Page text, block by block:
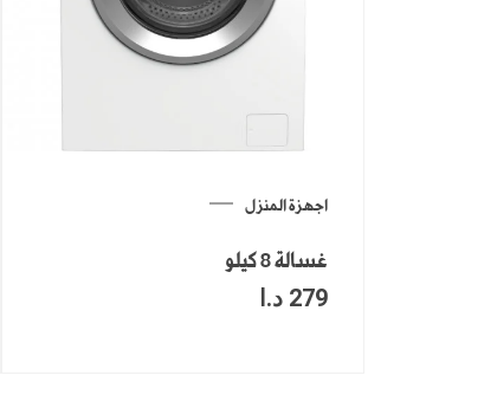
اجهزة المنزل
غسالة 8 كيلو
279 د.ا